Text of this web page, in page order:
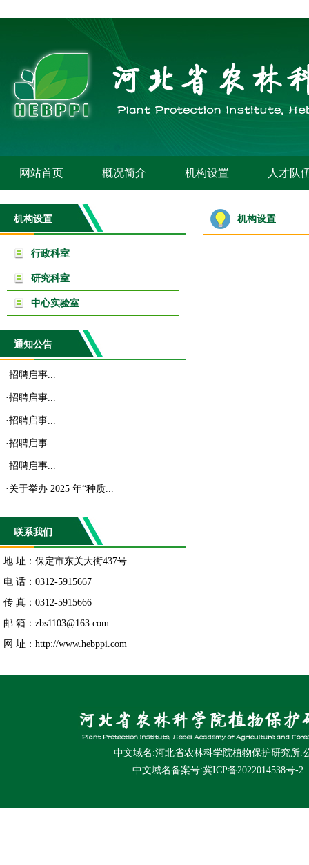
网站首页 概况简介 机构设置 人才队
机构设置
行政科室
研究科室
中心实验室
通知公告
·招聘启事...
·招聘启事...
·招聘启事...
·招聘启事...
·招聘启事...
· 关于举办 2025 年“种质...
联系我们
地 址：保定市东关大街437号
电 话：0312-5915667
传 真：0312-5915666
邮 箱： zbs1103@163.com
网 址：http://www.hebppi.com
机构设置
中文域名:河北省农林科学院植物保护研究所.
中文域名备案号:冀ICP备2022014538号-2